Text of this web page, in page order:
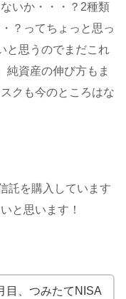
いか・・・？2種類
？ってちょっと思っ
と思うのでまだこれ
純資産の伸び方もま
クも今のところはな
託を購入しています
と思います！
目、つみたてNISA